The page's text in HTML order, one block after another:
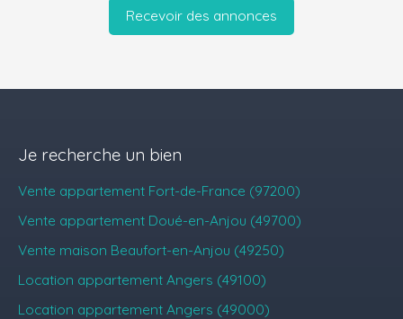
Recevoir des annonces
Je recherche un bien
Vente appartement Fort-de-France (97200)
Vente appartement Doué-en-Anjou (49700)
Vente maison Beaufort-en-Anjou (49250)
Location appartement Angers (49100)
Location appartement Angers (49000)